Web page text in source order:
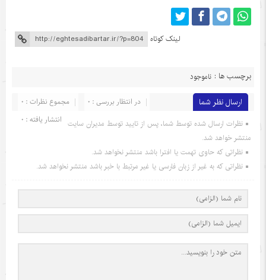
لینک کوتاه
برچسب ها : ناموجود
ارسال نظر شما مجموع نظرات : 0
در انتظار بررسی : 0
انتشار یافته : 0 نظرات ارسال شده توسط شما، پس از تایید توسط مدیران سایت
منتشر خواهد شد.
نظراتی که حاوی تهمت یا افترا باشد منتشر نخواهد شد.
نظراتی که به غیر از زبان فارسی یا غیر مرتبط با خبر باشد منتشر نخواهد شد.